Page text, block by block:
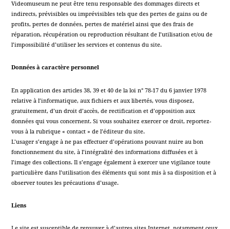
Videomuseum ne peut être tenu responsable des dommages directs et
indirects, prévisibles ou imprévisibles tels que des pertes de gains ou de
profits, pertes de données, pertes de matériel ainsi que des frais de
réparation, récupération ou reproduction résultant de l’utilisation et/ou de
l’impossibilité d’utiliser les services et contenus du site.
Données à caractère personnel
En application des articles 38, 39 et 40 de la loi n° 78-17 du 6 janvier 1978
relative à l’informatique, aux fichiers et aux libertés, vous disposez,
gratuitement, d’un droit d’accès, de rectification et d’opposition aux
données qui vous concernent. Si vous souhaitez exercer ce droit, reportez-
vous à la rubrique « contact » de l’éditeur du site.
L’usager s’engage à ne pas effectuer d’opérations pouvant nuire au bon
fonctionnement du site, à l’intégralité des informations diffusées et à
l’image des collections. Il s’engage également à exercer une vigilance toute
particulière dans l’utilisation des éléments qui sont mis à sa disposition et à
observer toutes les précautions d’usage.
Liens